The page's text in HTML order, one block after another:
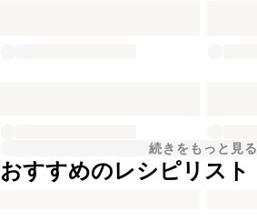
続きをもっと見る
おすすめのレシピリスト